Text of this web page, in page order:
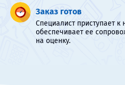
Заказ готов
Специалист приступает
обеспечивает ее
на оценку.